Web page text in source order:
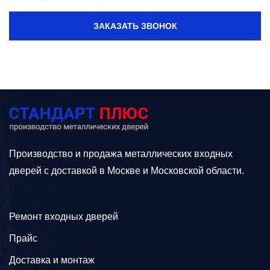
ЗАКАЗАТЬ ЗВОНОК
Производство и продажа металлических входных
дверей с доставкой в Москве и Московской области.
Ремонт входных дверей
Прайс
Доставка и монтаж